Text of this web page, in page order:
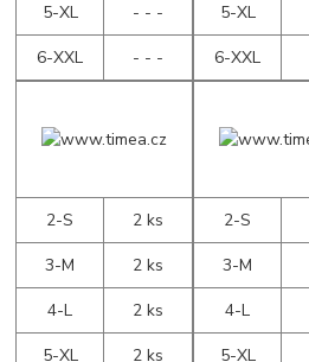
5-XL
- - -
6-XXL
- - -
5-XL
6-XXL
2-S
2 ks
3-M
2 ks
4-L
2 ks
5-XL
2 ks
2-S
3-M
4-L
5-XL